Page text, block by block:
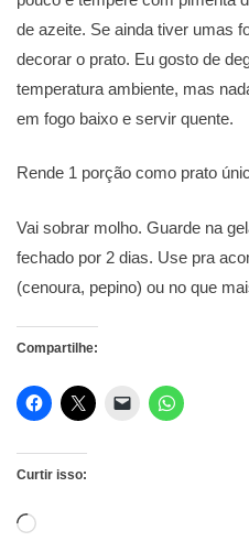
de azeite. Se ainda tiver umas
decorar o prato. Eu gosto de
temperatura ambiente, mas
em fogo baixo e servir quente.
Rende 1 porção como prato
Vai sobrar molho. Guarde na
fechado por 2 dias. Use pra
(cenoura, pepino) ou no que
Compartilhe:
Curtir isso:
Carregando...